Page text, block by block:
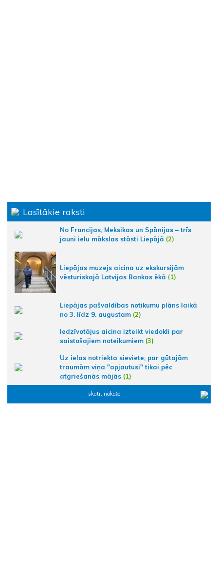
Lasītākie raksti
No Francijas, Meksikas un Spānijas – trīs
jauni ielu mākslas stāsti Liepājā (2)
Liepājas muzejs aicina uz ekskursijām
vēsturiskajā Latvijas Bankas ēkā (1)
Liepājas pašvaldības notikumu plāns laikā
no 3. līdz 9. augustam (2)
Iedzīvotājus aicina izteikt viedokli par
saistošajiem noteikumiem (3)
Uz ielas notriekta sieviete; par gūtajām
traumām viņa "apjautusi" tikai pēc
atgriešanās mājās (1)
skatīt nākošo